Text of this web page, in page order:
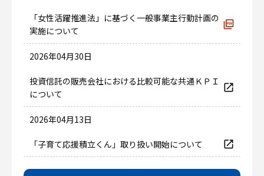
「女性活躍推進法」に基づく一般事業主行動計画の
実施について
2026年04月30日
投資信託の販売会社における比較可能な共通ＫＰＩ
について
2026年04月13日
「子育て応援積立くん」取り扱い開始について